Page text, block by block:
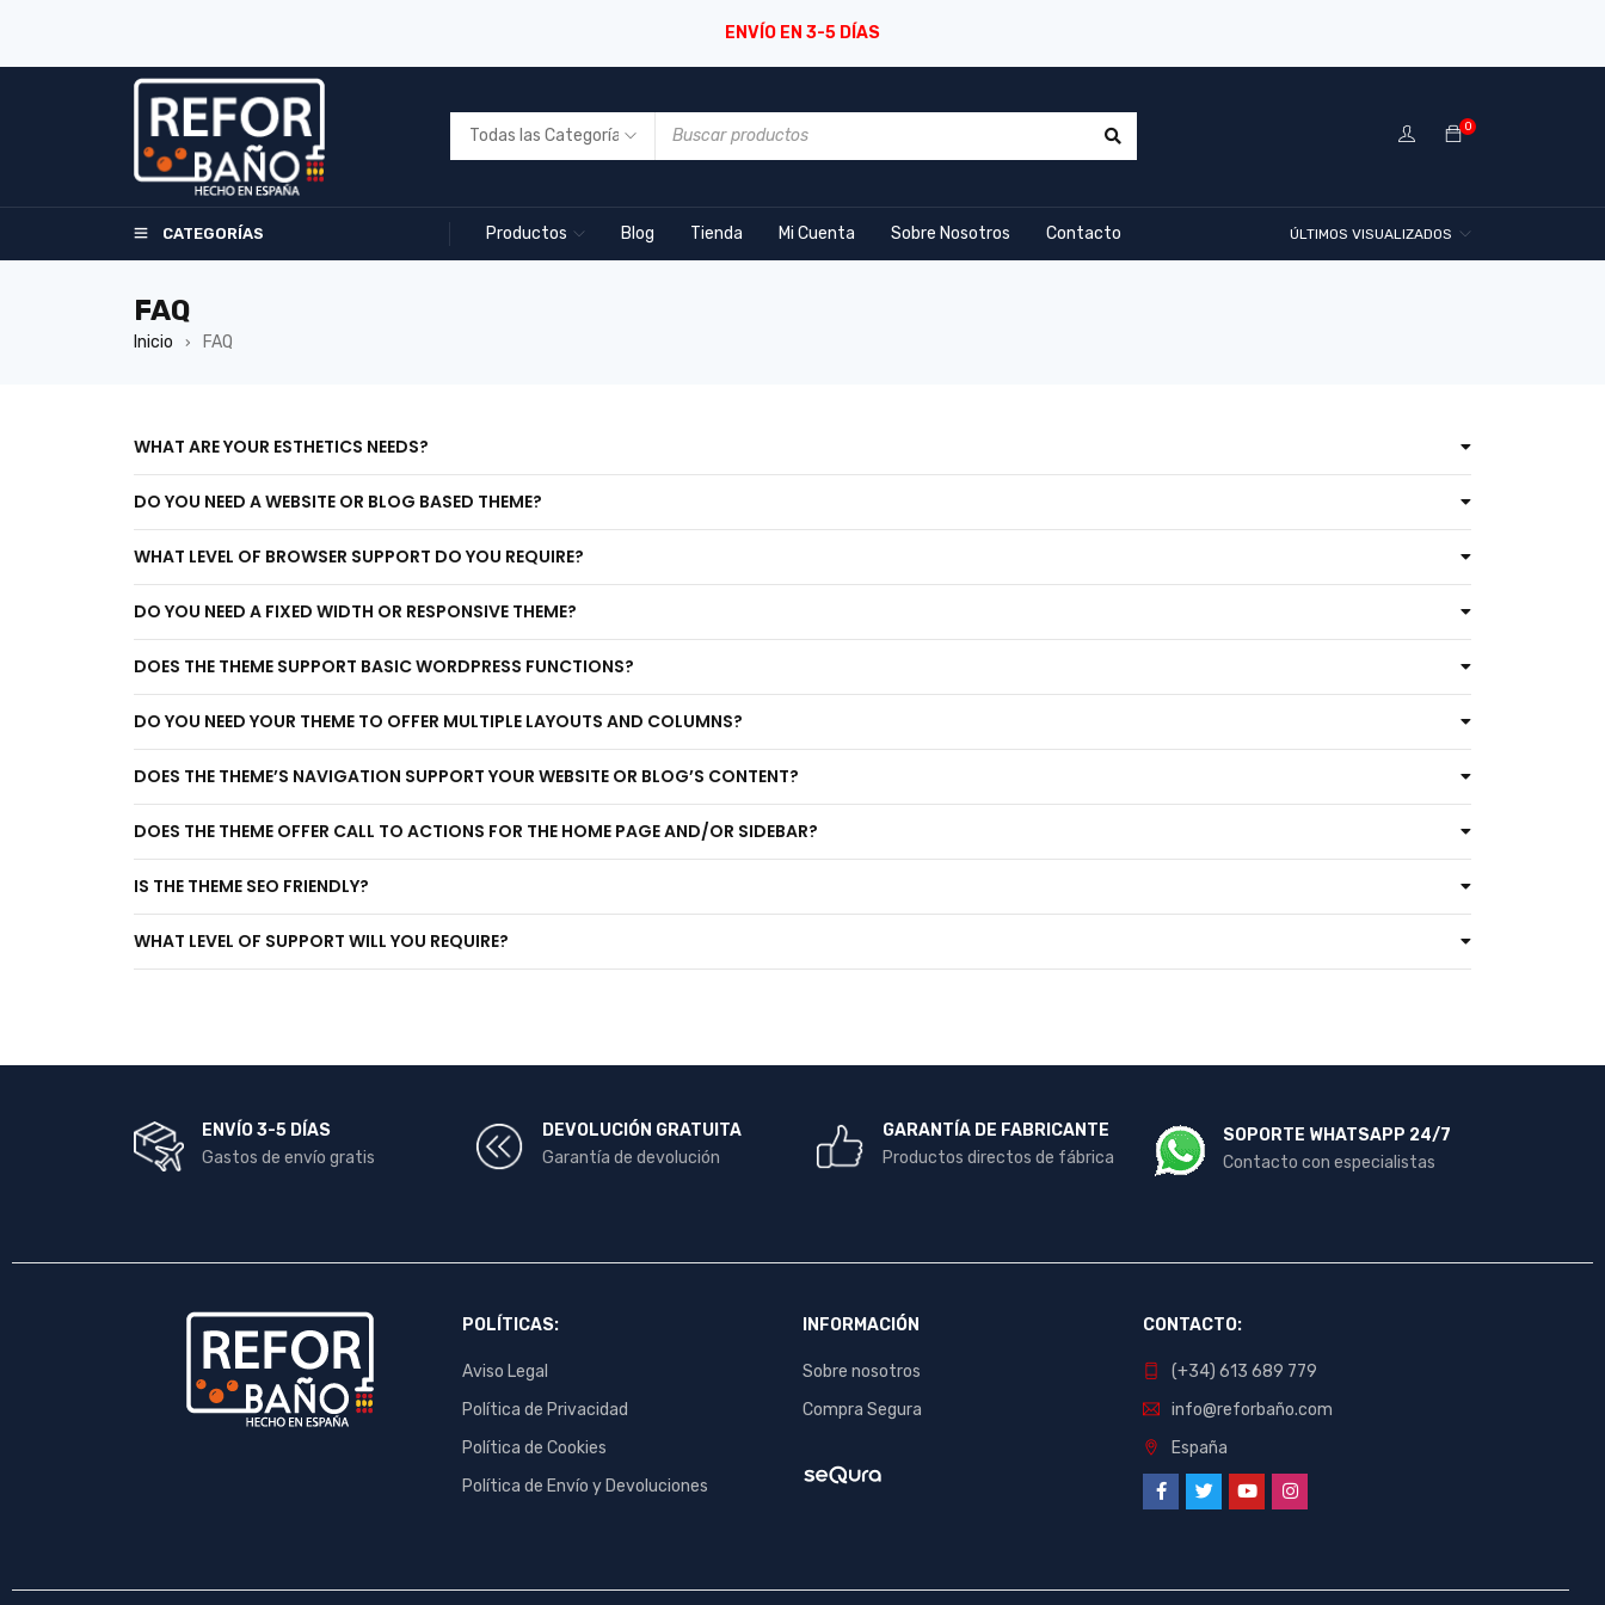
ENVÍO EN 3-5 DÍAS
0
CATEGORÍAS Productos Blog Tienda Mi Cuenta Sobre Nosotros Contacto ÚLTIMOS VISUALIZADOS
FAQ
Inicio › FAQ
WHAT ARE YOUR ESTHETICS NEEDS?
DO YOU NEED A WEBSITE OR BLOG BASED THEME?
WHAT LEVEL OF BROWSER SUPPORT DO YOU REQUIRE?
DO YOU NEED A FIXED WIDTH OR RESPONSIVE THEME?
DOES THE THEME SUPPORT BASIC WORDPRESS FUNCTIONS?
DO YOU NEED YOUR THEME TO OFFER MULTIPLE LAYOUTS AND COLUMNS?
DOES THE THEME’S NAVIGATION SUPPORT YOUR WEBSITE OR BLOG’S CONTENT?
DOES THE THEME OFFER CALL TO ACTIONS FOR THE HOME PAGE AND/OR SIDEBAR?
IS THE THEME SEO FRIENDLY?
WHAT LEVEL OF SUPPORT WILL YOU REQUIRE?
ENVÍO 3-5 DÍAS
Gastos de envío gratis
DEVOLUCIÓN GRATUITA
Garantía de devolución
GARANTÍA DE FABRICANTE
Productos directos de fábrica
SOPORTE WHATSAPP 24/7
Contacto con especialistas
POLÍTICAS:
Aviso Legal
Política de Privacidad
Política de Cookies
Política de Envío y Devoluciones
INFORMACIÓN
Sobre nosotros
Compra Segura
CONTACTO:
(+34) 613 689 779
info@reforbaño.com
España